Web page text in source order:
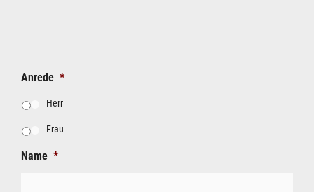
Anrede *
Herr
Frau
Name *